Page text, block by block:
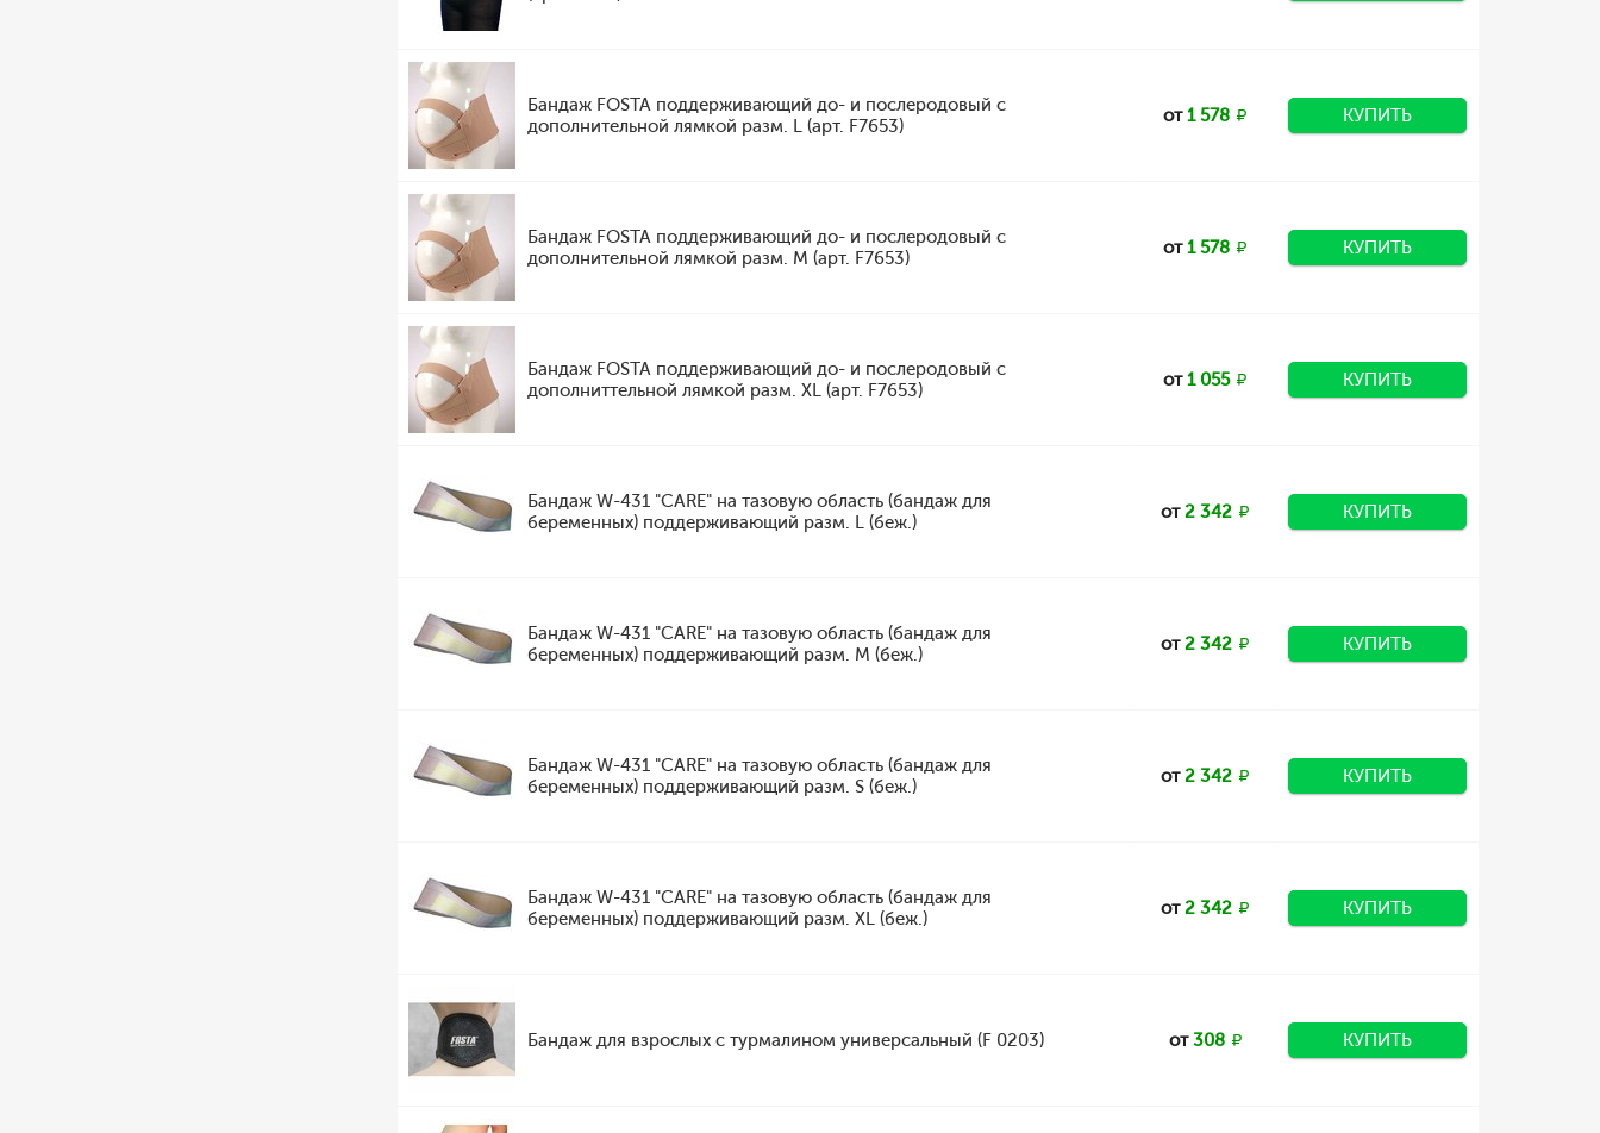
Бандаж FOSTA поддерживающий до- и послеродовый с
дополнительной лямкой разм. L (арт. F7653)
от1 578 КУПИТЬ
Бандаж FOSTA поддерживающий до- и послеродовый с
дополнительной лямкой разм. M (арт. F7653)
от1 578 КУПИТЬ
Бандаж FOSTA поддерживающий до- и послеродовый с
дополниттельной лямкой разм. XL (арт. F7653)
от1 055 КУПИТЬ
Бандаж W-431 "CARE" на тазовую область (бандаж для
беременных) поддерживающий разм. L (беж.)
от2 342 КУПИТЬ
Бандаж W-431 "CARE" на тазовую область (бандаж для
беременных) поддерживающий разм. M (беж.)
от2 342 КУПИТЬ
Бандаж W-431 "CARE" на тазовую область (бандаж для
беременных) поддерживающий разм. S (беж.)
от2 342 КУПИТЬ
Бандаж W-431 "CARE" на тазовую область (бандаж для
беременных) поддерживающий разм. XL (беж.)
от2 342 КУПИТЬ
Бандаж для взрослых с турмалином универсальный (F 0203) от308 КУПИТЬ